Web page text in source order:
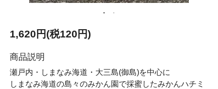
1,620円(税120円)
商品説明
瀬戸内・しまなみ海道・大三島(御島)を中心に
しまなみ海道の島々のみかん園で採蜜したみかんハチミ